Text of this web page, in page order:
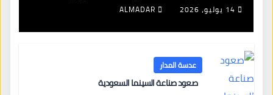
جديدة لتجديد الإقامات
14 يوليو، 2026 ALMADAR
عدسة المدار
صعود صناعة السينما السعودية